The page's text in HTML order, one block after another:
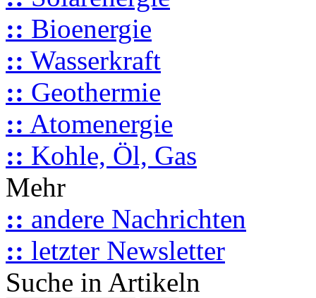
:: Bioenergie
:: Wasserkraft
:: Geothermie
:: Atomenergie
:: Kohle, Öl, Gas
Mehr
:: andere Nachrichten
:: letzter Newsletter
Suche in Artikeln